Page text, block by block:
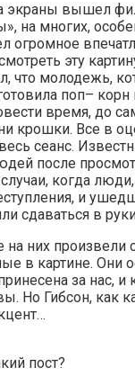
экраны вышел
на многих,
огромное
эту
что молодежь,
поп– корн
время, до
крошки. Все в
сеанс.
после
когда
и
сдаваться в
на них произвели
в картине. Они
за нас,
Но Гибсон, как
пост?